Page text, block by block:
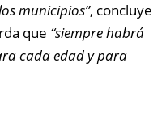
municipios”, concluye
que “siempre habrá
cada edad y para